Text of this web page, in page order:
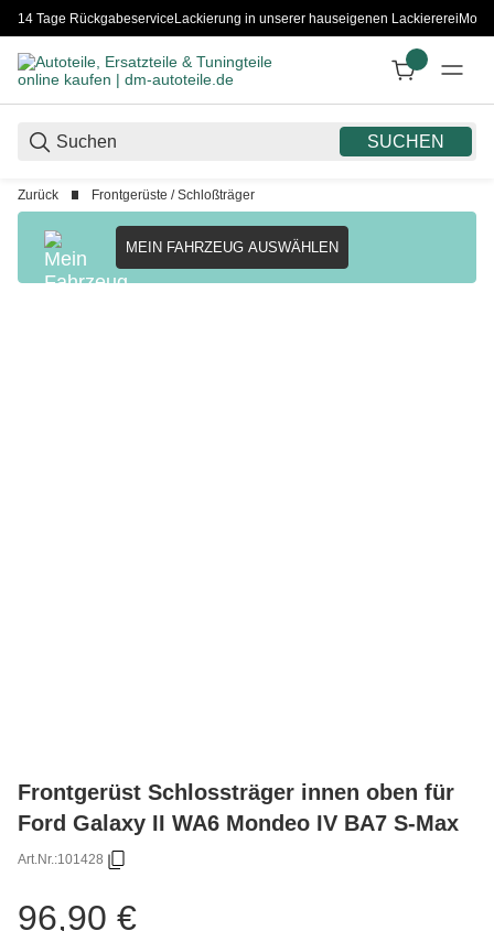
14 Tage RückgabeserviceLackierung in unserer hauseigenen Lackiererei
SUCHEN
Zurück Frontgerüste / Schloßträger
MEIN FAHRZEUG AUSWÄHLEN
Frontgerüst Schlossträger innen oben für
Ford Galaxy II WA6 Mondeo IV BA7 S-Max
Art.Nr.:101428
96,90 €